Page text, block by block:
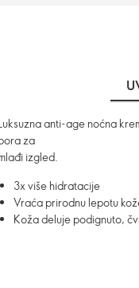
anti-age noćna
za
izgled.
3x više hidratacije
Vraća prirodnu lepotu
Koža deluje podignuto,